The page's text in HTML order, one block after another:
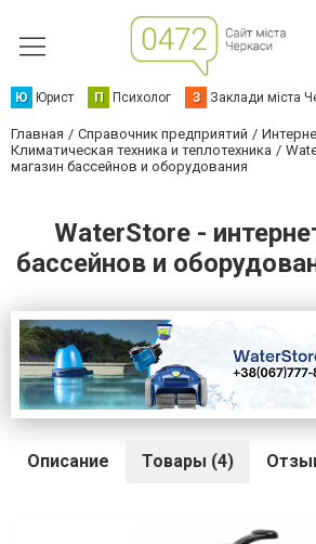
Ю Юрист П Психолог З Заклади міста
Главная Справочник предприятий
Климатическая техника и теплотехника
магазин бассейнов и оборудования
WaterStore -
бассейнов и
Описание Товары (4)